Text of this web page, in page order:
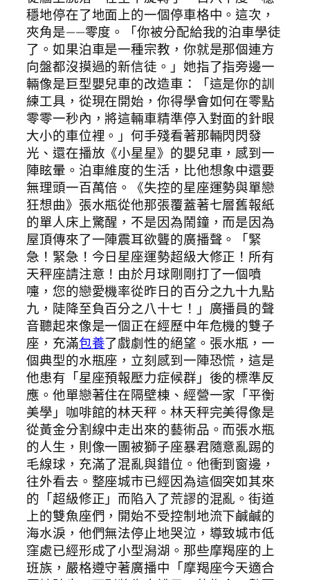
穩地停在了地面上的一個停車格中。這次，
夾角是——零度。「你被分配給我的泊車學徒
了。如果泊車是一種宗教，你就是那個連方
向盤都沒摸過的新信徒。」她指了指旁邊一
輛像是巨型嬰兒車的改造車：「這是你的訓
練工具，從現在開始，你得學會如何在零點
零零一秒內，將這輛車精準停入對面的針眼
大小的車位裡。」何手殘看著那輛閃閃發
光、還在播放《小星星》的嬰兒車，感到一
陣眩暈。泊車維度的生活，比他想象中還要
無理頭一百萬倍。《失控的星座運勢與單戀
狂想曲》張水瓶從他那張覆蓋著七層舊報紙
的單人床上驚醒，不是因為鬧鐘，而是因為
屋頂傳來了一陣震耳欲聾的廣播聲。「緊
急！緊急！今日星座運勢超級大修正！所有
天秤座請注意！由於月球剛剛打了一個噴
嚏，您的戀愛機率從昨日的百分之九十九點
九，陡降至負百分之八十七！」廣播員的聲
音聽起來像是一個正在經歷中年危機的雙子
座，充滿包養了戲劇性的絕望。張水瓶，一
個典型的水瓶座，立刻感到一陣恐慌，這是
他患有「星座預報壓力症候群」後的標準反
應。他單戀著住在隔壁棟、經營一家「平衡
美學」咖啡館的林天秤。林天秤完美得像是
從黃金分割線中走出來的藝術品。而張水瓶
的人生，則像一團被獅子座暴君隨意亂踢的
毛線球，充滿了混亂與錯位。他衝到窗邊，
往外看去。整座城市已經因為這個突如其來
的「超級修正」而陷入了荒謬的混亂。街道
上的雙魚座們，開始不受控制地流下鹹鹹的
海水淚，他們無法停止地哭泣，導致城市低
窪處已經形成了小型潟湖。那些摩羯座的上
班族，嚴格遵守著廣播中「摩羯座今天適合